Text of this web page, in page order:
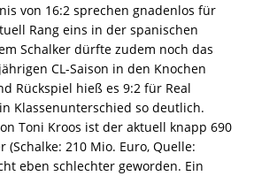
von 16:2 sprechen gnadenlos für
Rang eins in der spanischen
Schalker dürfte zudem noch das
CL-Saison in den Knochen
Rückspiel hieß es 9:2 für Real
Klassenunterschied so deutlich.
Toni Kroos ist der aktuell knapp 690
(Schalke: 210 Mio. Euro, Quelle:
eben schlechter geworden. Ein